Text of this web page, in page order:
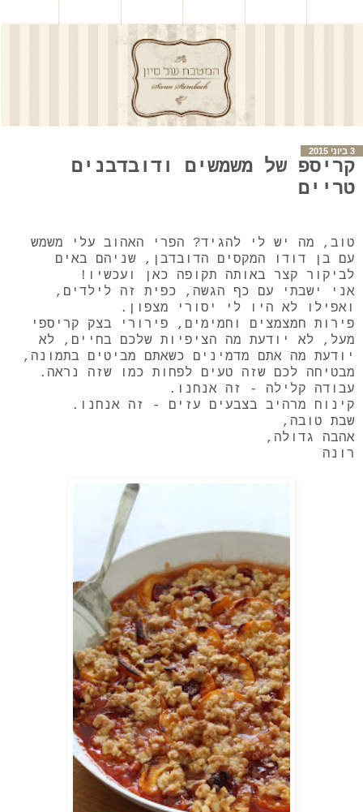
3 ביוני 2015
קריספ של משמשים ודובדבנים
טריים
טוב, מה יש לי להגיד? הפרי האהוב עלי משמש
עם בן דודו המקסים הדובדבן, שניהם באים
לביקור קצר באותה תקופה כאן ועכשיו!
אני ישבתי עם כף הגשה, כפית זה לילדים,
ואפילו לא היו לי יסורי מצפון.
פירות חמצמצים וחמימים, פירורי בצק קריספי
מעל, לא יודעת מה הציפיות שלכם בחיים, לא
יודעת מה אתם מדמינים כשאתם מביטים בתמונה,
מבטיחה לכם שזה טעים לפחות כמו שזה נראה.
עבודה קלילה - זה אנחנו.
קינוח מרהיב בצבעים עזים - זה אנחנו.
שבת טובה,
אהבה גדולה,
רונה